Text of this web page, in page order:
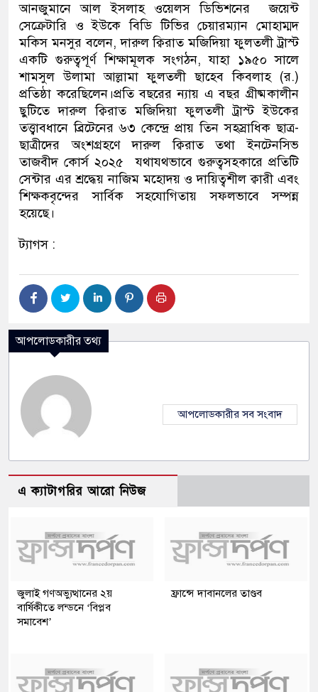
আনজুমানে আল ইসলাহ ওয়েলস ডিভিশনের জয়েন্ট
সেক্রেটারি ও ইউকে বিডি টিভির চেয়ারম্যান মোহাম্মদ
মকিস মনসুর বলেন, দারুল ক্বিরাত মজিদিয়া ফুলতলী ট্রাস্ট
একটি গুরুত্বপূর্ণ শিক্ষামূলক সংগঠন, যাহা ১৯৫০ সালে
শামসুল উলামা আল্লামা ফুলতলী ছাহেব কিবলাহ (র.)
প্রতিষ্ঠা করেছিলেন।প্রতি বছরের ন্যায় এ বছর গ্রীষ্মকালীন
ছুটিতে দারুল ক্বিরাত মজিদিয়া ফুলতলী ট্রাস্ট ইউকের
তত্ত্বাবধানে ব্রিটেনের ৬৩ কেন্দ্রে প্রায় তিন সহস্রাধিক ছাত্র-
ছাত্রীদের অংশগ্রহণে দারুল ক্বিরাত তথা ইনটেনসিভ
তাজবীদ কোর্স ২০২৫ যথাযথভাবে গুরুত্বসহকারে প্রতিটি
সেন্টার এর শ্রদ্ধেয় নাজিম মহোদয় ও দায়িত্বশীল ক্বারী এবং
শিক্ষকবৃন্দের সার্বিক সহযোগিতায় সফলভাবে সম্পন্ন
হয়েছে।
ট্যাগস :
আপলোডকারীর তথ্য
আপলোডকারীর সব সংবাদ
এ ক্যাটাগরির আরো নিউজ
জুলাই গণঅভ্যুত্থানের ২য়
বার্ষিকীতে লন্ডনে ‘বিপ্লব
সমাবেশ’
ফ্রান্সে দাবানলের তাণ্ডব